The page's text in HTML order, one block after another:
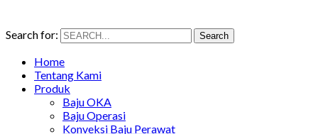
Search for: Search
Home
Tentang Kami
Produk
Baju OKA
Baju Operasi
Konveksi Baju Perawat